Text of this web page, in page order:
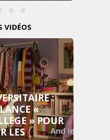
VIDÉOS
:
«
» POUR
LES